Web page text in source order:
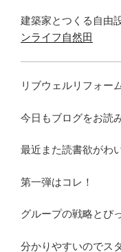
建築家とつくる自由
ンライフ自然田
リブウェルリフォー
今日もブログをお読
最近また読書欲がわ
第一弾はコレ！
グループの戦略とぴ
分かりやすいのでス